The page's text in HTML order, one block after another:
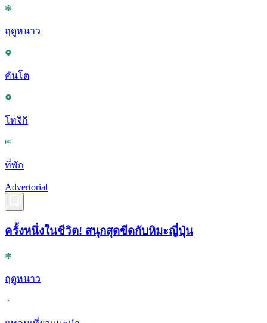
ฤดูหนาว
คันโต
โทจิกิ
ที่พัก
Advertorial
ครั้งหนึ่งในชีวิต! สนุกสุดขีดกับหิมะญี่ปุ่น
ฤดูหนาว